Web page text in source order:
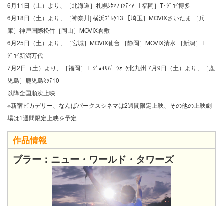
6月11日（土）より、［北海道］札幌ｼﾈﾏﾌﾛﾝﾃｨｱ ［福岡］T･ｼﾞｮｲ博多
6月18日（土）より、［神奈川] 横浜ﾌﾞﾙｸ13 ［埼玉］MOVIXさいたま ［兵
庫］神戸国際松竹［岡山］MOVIX倉敷
6月25日（土）より、［宮城］MOVIX仙台 ［静岡］MOVIX清水 ［新潟］T・
ｼﾞｮｲ新潟万代
7月2日（土）より、［福岡］T･ｼﾞｮｲﾘﾊﾞｰｳｫｰｸ北九州 7月9日（土）より、［鹿
児島］鹿児島ﾐｯﾃ10
以降全国順次上映
※新宿ピカデリー、なんばパークスシネマは2週間限定上映、その他の上映劇
場は1週間限定上映を予定
作品情報
ブラー：ニュー・ワールド・タワーズ